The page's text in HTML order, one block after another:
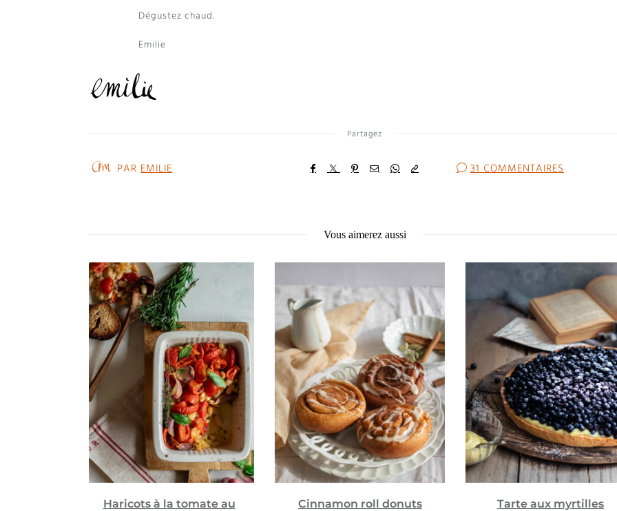
Dégustez chaud.
Emilie
Partagez
PAREMILIE 31 COMMENTAIRES
Vous aimerez aussi
Cinnamon roll donuts
Tarte aux myrtilles
Cookies pistache